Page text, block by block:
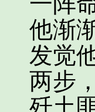
他渐
发觉
两步